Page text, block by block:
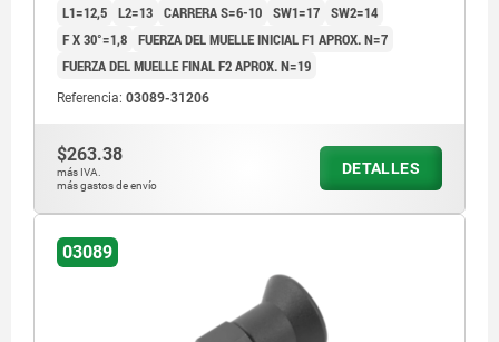
L1=12,5 L2=13 CARRERA S=6-10 SW1=17 SW2=14
F X 30°=1,8 FUERZA DEL MUELLE INICIAL F1 APROX. N=7
FUERZA DEL MUELLE FINAL F2 APROX. N=19
Referencia: 03089-31206
$263.38
más IVA.
más gastos de envío
DETALLES
03089